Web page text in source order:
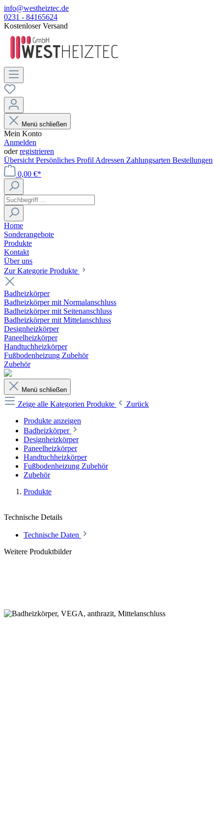
info@westheiztec.de
0231 - 84165624
Kostenloser Versand
Menü schließen
Mein Konto
Anmelden
oderregistrieren
Übersicht Persönliches Profil Adressen Zahlungsarten Bestellungen
0,00 €*
Home
Sonderangebote
Produkte
Kontakt
Über uns
Zur Kategorie Produkte
Badheizkörper
Badheizkörper mit Normalanschluss
Badheizkörper mit Seitenanschluss
Badheizkörper mit Mittelanschluss
Designheizkörper
Paneelheizkörper
Handtuchheizkörper
Fußbodenheizung Zubehör
Zubehör
Menü schließen
Zeige alle Kategorien Produkte
Zurück
Produkte anzeigen
Badheizkörper
Designheizkörper
Paneelheizkörper
Handtuchheizkörper
Fußbodenheizung Zubehör
Zubehör
Produkte
Technische Details
Technische Daten
Weitere Produktbilder